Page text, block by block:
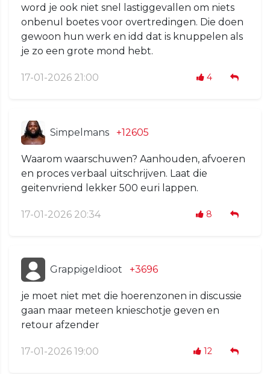
word je ook niet snel lastiggevallen om niets
onbenul boetes voor overtredingen. Die doen
gewoon hun werk en idd dat is knuppelen als
je zo een grote mond hebt.
17-01-2026 21:00 4
Simpelmans +12605
Waarom waarschuwen? Aanhouden, afvoeren
en proces verbaal uitschrijven. Laat die
geitenvriend lekker 500 euri lappen.
17-01-2026 20:34 8
GrappigeIdioot +3696
je moet niet met die hoerenzonen in discussie
gaan maar meteen knieschotje geven en
retour afzender
17-01-2026 19:00 12